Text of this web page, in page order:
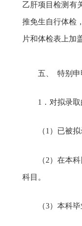
乙肝项目检测有
推免生自行体检
片和体检表上加
五、 特别申
1．对拟录
（1）已被
（2）在本
科目。
（3）本科